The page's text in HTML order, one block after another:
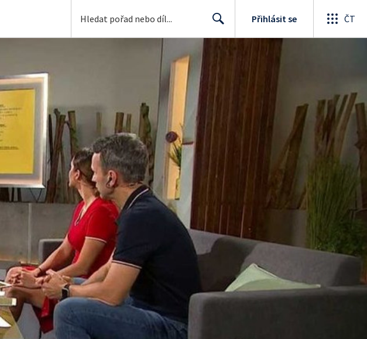
Search
Přihlásit se ČT